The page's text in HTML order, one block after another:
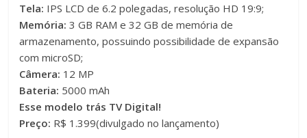
Tela: IPS LCD de 6.2 polegadas, resolução HD 19:9;
Memória: 3 GB RAM e 32 GB de memória de
armazenamento, possuindo possibilidade de expansão
com microSD;
Câmera: 12 MP
Bateria: 5000 mAh
Esse modelo trás TV Digital!
Preço: R$ 1.399(divulgado no lançamento)